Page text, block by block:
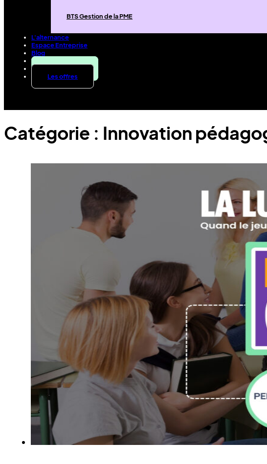
BTS Gestion de la PME
L'alternance
Espace Entreprise
Blog
Contact
Les offres
Catégorie : Innovation